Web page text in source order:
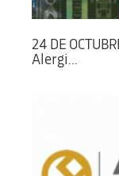
24 DE
Alergi...